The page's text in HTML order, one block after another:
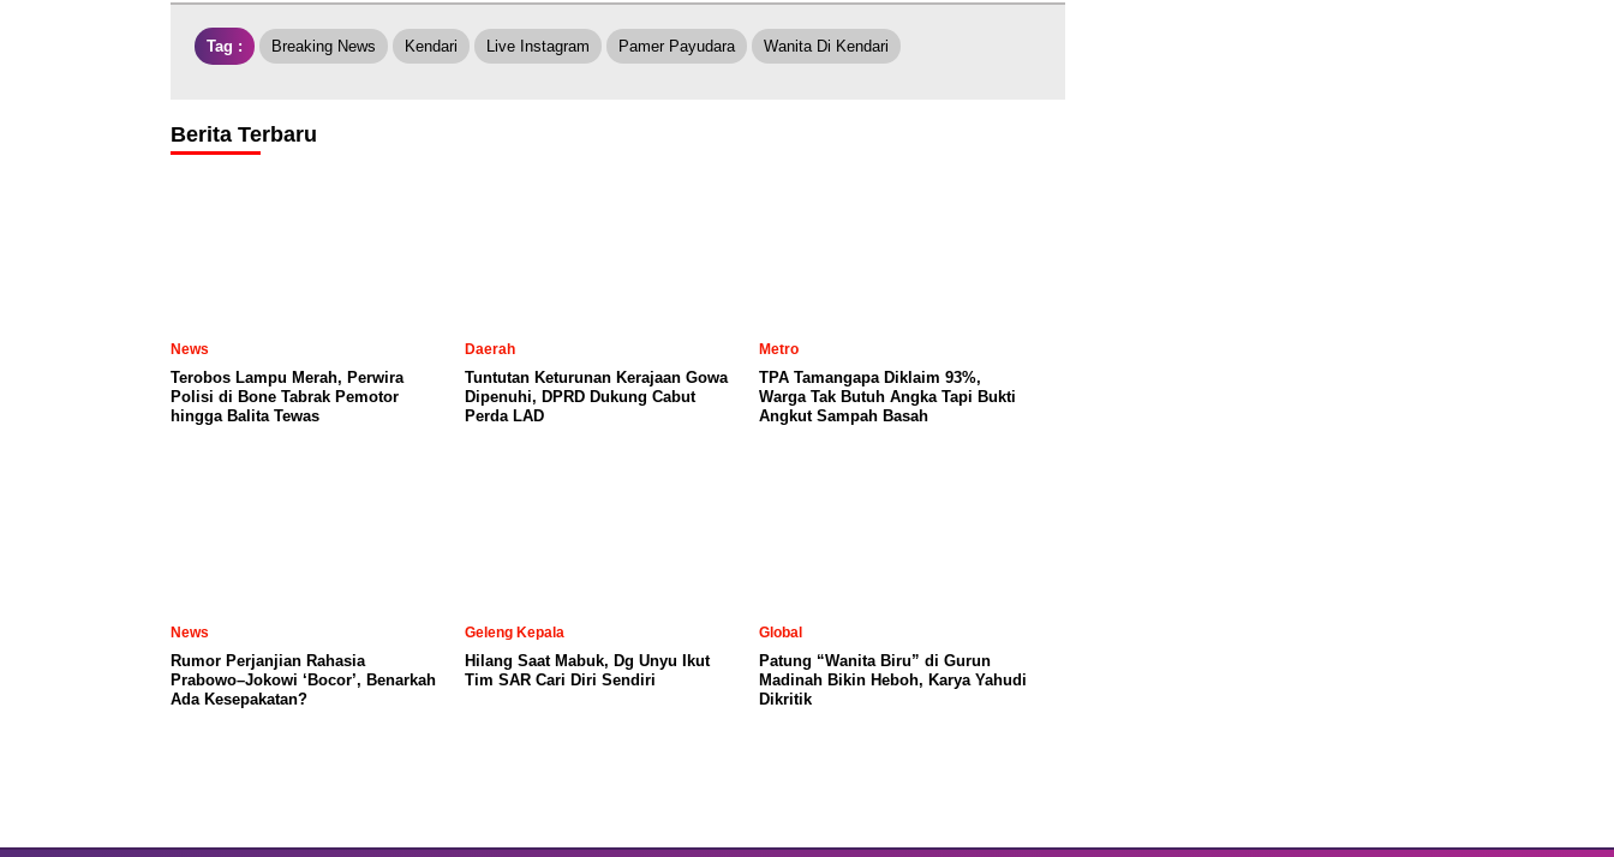
Tag : Breaking News Kendari Live Instagram Pamer Payudara Wanita Di Kendari
Berita Terbaru
News
Terobos Lampu Merah, Perwira
Polisi di Bone Tabrak Pemotor
hingga Balita Tewas
Daerah
Tuntutan Keturunan Kerajaan Gowa
Dipenuhi, DPRD Dukung Cabut
Perda LAD
Metro
TPA Tamangapa Diklaim 93%,
Warga Tak Butuh Angka Tapi Bukti
Angkut Sampah Basah
News
Rumor Perjanjian Rahasia
Prabowo–Jokowi ‘Bocor’, Benarkah
Ada Kesepakatan?
Geleng Kepala
Hilang Saat Mabuk, Dg Unyu Ikut
Tim SAR Cari Diri Sendiri
Global
Patung “Wanita Biru” di Gurun
Madinah Bikin Heboh, Karya Yahudi
Dikritik